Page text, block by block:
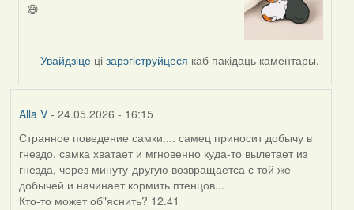
In
nasta
😅
Увайдзіце цізарэгіструйцеся каб пакідаць каментары.
Alla V- 24.05.2026 - 16:15
Странное поведение самки.... самец приносит добычу в
гнездо, самка хватает и мгновенно куда-то вылетает из
гнезда, через минуту-другую возвращаетса с той же
добычей и начинает кормить птенцов...
Кто-то может об"яснить? 12.41